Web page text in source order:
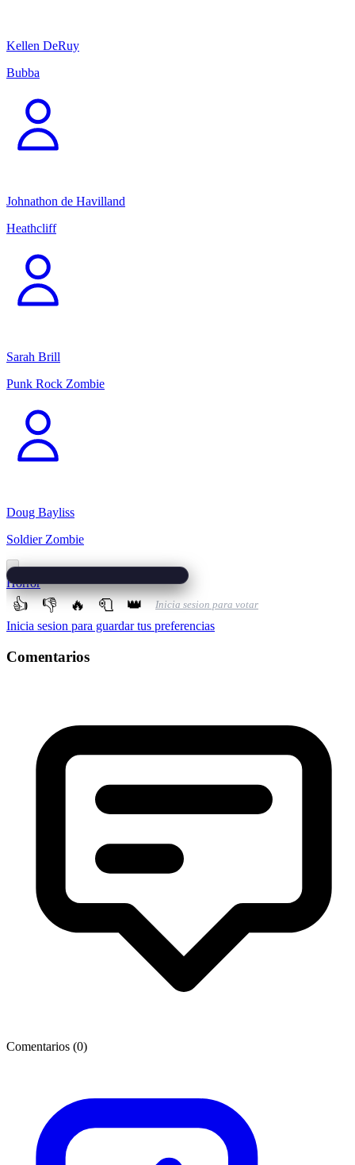
Kellen DeRuy
Bubba
Johnathon de Havilland
Heathcliff
Sarah Brill
Punk Rock Zombie
Doug Bayliss
Soldier Zombie
Horror
👍 👎 🔥 🧻 👑 Inicia sesion para votar
Inicia sesion para guardar tus preferencias
Comentarios
Comentarios (0)